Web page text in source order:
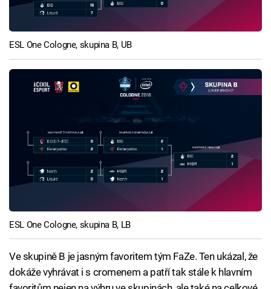
ESL One Cologne, skupina B, UB
ESL One Cologne, skupina B, LB
Ve skupině B je jasným favoritem tým FaZe. Ten ukázal, že
dokáže vyhrávat i s cromenem a patří tak stále k hlavním